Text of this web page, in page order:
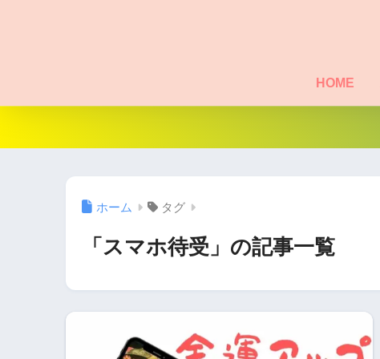
HOME
ホーム タグ
「スマホ待受」の記事一覧